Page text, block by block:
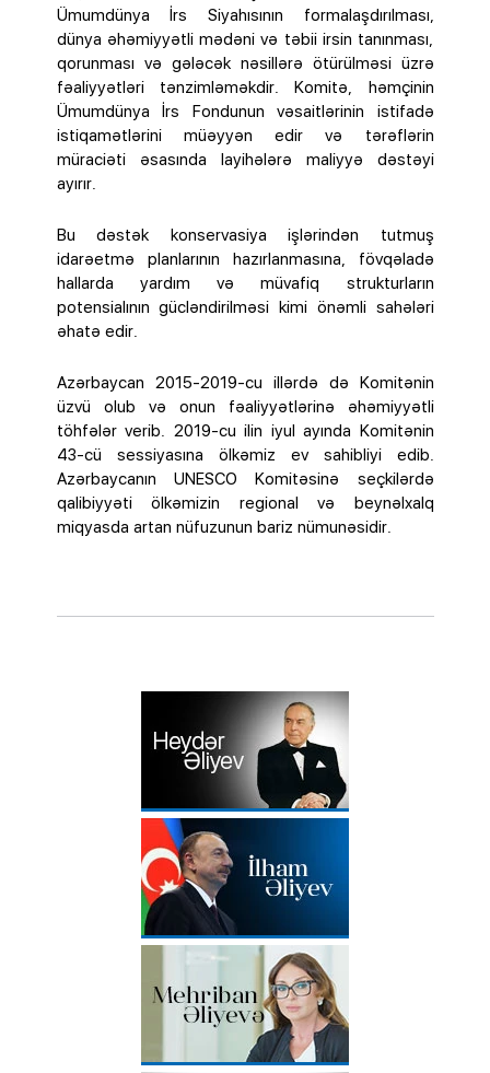
Ümumdünya İrs Siyahısının formalaşdırılması,
dünya əhəmiyyətli mədəni və təbii irsin tanınması,
qorunması və gələcək nəsillərə ötürülməsi üzrə
fəaliyyətləri tənzimləməkdir. Komitə, həmçinin
Ümumdünya İrs Fondunun vəsaitlərinin istifadə
istiqamətlərini müəyyən edir və tərəflərin
müraciəti əsasında layihələrə maliyyə dəstəyi
ayırır.
Bu dəstək konservasiya işlərindən tutmuş
idarəetmə planlarının hazırlanmasına, fövqəladə
hallarda yardım və müvafiq strukturların
potensialının gücləndirilməsi kimi önəmli sahələri
əhatə edir.
Azərbaycan 2015-2019-cu illərdə də Komitənin
üzvü olub və onun fəaliyyətlərinə əhəmiyyətli
töhfələr verib. 2019-cu ilin iyul ayında Komitənin
43-cü sessiyasına ölkəmiz ev sahibliyi edib.
Azərbaycanın UNESCO Komitəsinə seçkilərdə
qalibiyyəti ölkəmizin regional və beynəlxalq
miqyasda artan nüfuzunun bariz nümunəsidir.